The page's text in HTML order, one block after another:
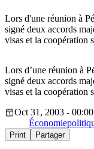
Lors d'une réunion à
signé deux accords
visas et la coopération
Lors d’une réunion à
signé deux accords
visas et la coopération
Oct 31, 2003 - 00:00
Économie
Print Partager